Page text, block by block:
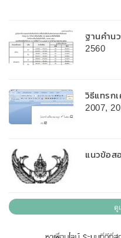
ฐานคำน
2560
วิธีแทรก
2007,
แนวข้อส
ดู